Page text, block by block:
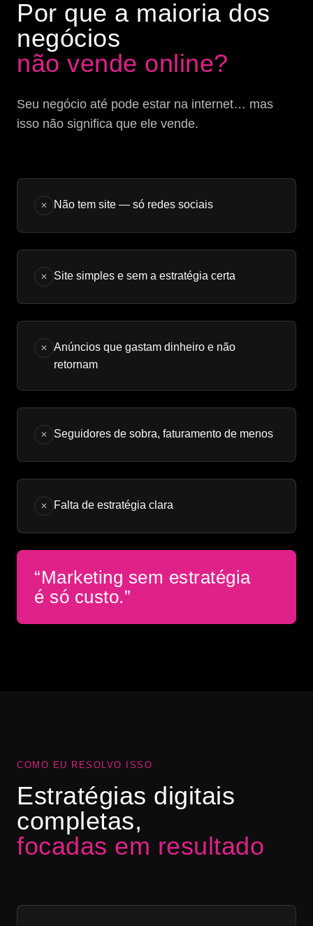
Por que a maioria dos
negócios
não vende online?
Seu negócio até pode estar na internet… mas
isso não significa que ele vende.
✕ Não tem site — só redes sociais
✕ Site simples e sem a estratégia certa
✕
Anúncios que gastam dinheiro e não
retornam
✕ Seguidores de sobra, faturamento de menos
✕ Falta de estratégia clara
“Marketing sem estratégia
é só custo.”
COMO EU RESOLVO ISSO
Estratégias digitais
completas,
focadas em resultado